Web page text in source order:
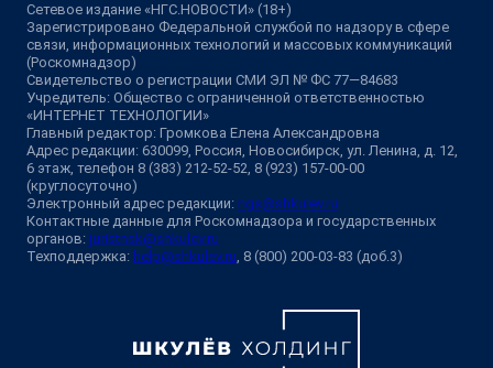
Сетевое издание «НГС.НОВОСТИ» (18+)
Зарегистрировано Федеральной службой по надзору в сфере
связи, информационных технологий и массовых коммуникаций
(Роскомнадзор)
Свидетельство о регистрации СМИ ЭЛ № ФС 77—84683
Учредитель: Общество с ограниченной ответственностью
«ИНТЕРНЕТ ТЕХНОЛОГИИ»
Главный редактор: Громкова Елена Александровна
Адрес редакции: 630099, Россия, Новосибирск, ул. Ленина, д. 12,
6 этаж, телефон 8 (383) 212-52-52, 8 (923) 157-00-00
(круглосуточно)
Электронный адрес редакции: ngs@shkulev.ru
Контактные данные для Роскомнадзора и государственных
органов: juristnsk@shkulev.ru
Техподдержка: help@shkulev.ru, 8 (800) 200-03-83 (доб.3)